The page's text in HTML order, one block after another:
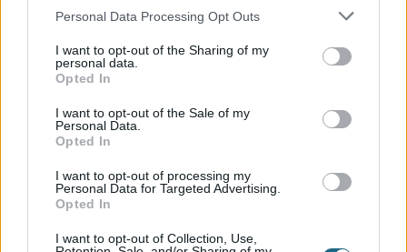
Personal Data Processing Opt Outs
I want to opt-out of the Sharing of my
personal data.
Opted In
I want to opt-out of the Sale of my
Personal Data.
Opted In
I want to opt-out of processing my
Personal Data for Targeted Advertising.
Opted In
I want to opt-out of Collection, Use,
+30 210 700 6825
info@spagenesis.gr